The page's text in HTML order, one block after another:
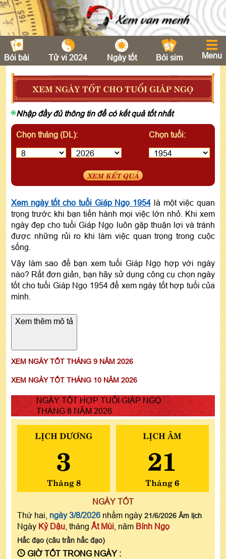
Bói bài Tử vi 2024 Ngày tốt Bói sim Menu
XEM NGÀY TỐT CHO TUỔI GIÁP NGỌ
Nhập đầy đủ thông tin để có kết quả tốt nhất
Chọn tháng (DL): Chọn tuổi:
XEM KẾT QUẢ
Xem ngày tốt cho tuổi Giáp Ngọ 1954 là một việc quan
trọng trước khi bạn tiến hành mọi việc lớn nhỏ. Khi xem
ngày đẹp cho tuổi Giáp Ngọ luôn gặp thuận lợi và tránh
được những rủi ro khi làm việc quan trọng trong cuộc
sống.
Vậy làm sao để bạn xem tuổi Giáp Ngọ hợp với ngày
nào? Rất đơn giản, bạn hãy sử dụng công cụ chọn ngày
tốt cho tuổi Giáp Ngọ 1954 để xem ngày tốt hợp tuổi của
mình.
Xem thêm mô tả
XEM NGÀY TỐT THÁNG 9 NĂM 2026
XEM NGÀY TỐT THÁNG 10 NĂM 2026
NGÀY TỐT HỢP TUỔI GIÁP NGỌ
THÁNG 8 NĂM 2026
LỊCH DƯƠNG
3
Tháng 8
LỊCH ÂM
21
Tháng 6
NGÀY TỐT
Thứ hai, ngày 3/8/2026 nhằm ngày 21/6/2026 Âm lịch
Ngày Kỷ Dậu , tháng Ất Mùi , năm Bính Ngọ
Hắc đạo (câu trần hắc đạo)
GIỜ TỐT TRONG NGÀY :